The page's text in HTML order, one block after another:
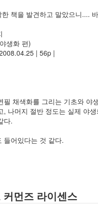
책을 발견하고 말았으니....
생화 편)
| 56p |
필 채색화를 그리는 기초와 야
, 나머지 절반 정도는 실제 야
다.
들어있다는 것 같다.
먼즈 라이센스